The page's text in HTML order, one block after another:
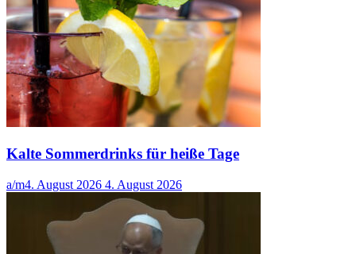
Kalte Sommerdrinks für heiße Tage
a/m4. August 2026 4. August 2026